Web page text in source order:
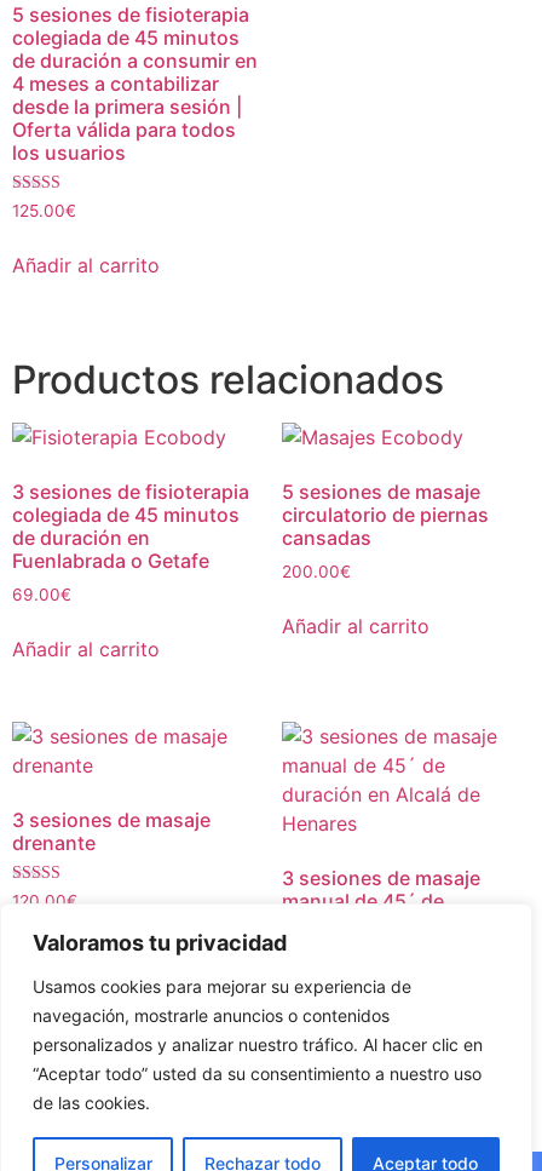
Valoramos tu privacidad
Usamos cookies para mejorar su experiencia de
navegación, mostrarle anuncios o contenidos
personalizados y analizar nuestro tráfico. Al hacer clic en
“Aceptar todo” usted da su consentimiento a nuestro uso
de las cookies.
Personalizar Rechazar todo Aceptar todo
5 sesiones de fisioterapia
colegiada de 45 minutos
de duración a consumir en
4 meses a contabilizar
desde la primera sesión |
Oferta válida para todos
los usuarios
Valorado con
5.00
125.00€
Añadir al carrito
Productos relacionados
3 sesiones de fisioterapia
colegiada de 45 minutos
de duración en
Fuenlabrada o Getafe
69.00€
Añadir al carrito
5 sesiones de masaje
circulatorio de piernas
cansadas
200.00€
Añadir al carrito
3 sesiones de masaje
drenante
Valorado con
120.00€
Añadir al carrito
3 sesiones de masaje
manual de 45´ de
Henares
Valorado con
5.00
€
Añadir al carrito